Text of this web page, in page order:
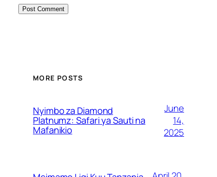
MORE POSTS
Nyimbo za Diamond
Platnumz: Safari ya Sauti na
Mafanikio
June
14,
2025